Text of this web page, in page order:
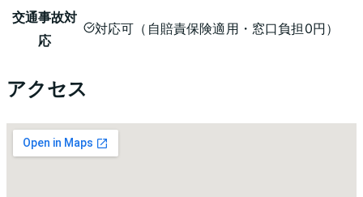
交通事故対
応
対応可（自賠責保険適用・窓口負担0円）
アクセス